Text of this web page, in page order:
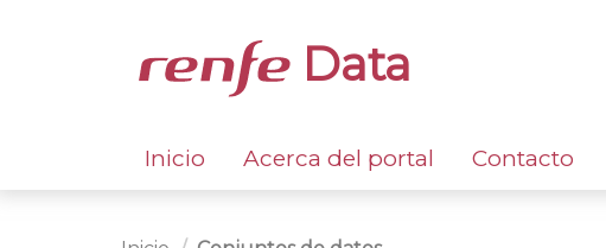
Data
Inicio Acerca del portal Contacto